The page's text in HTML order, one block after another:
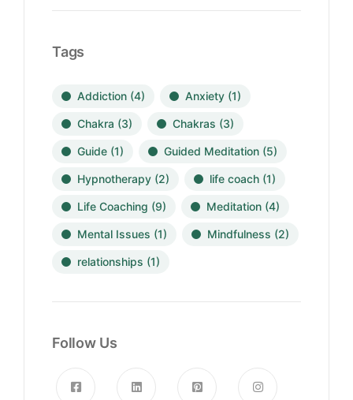
Tags
Addiction (4) Anxiety (1)
Chakra (3) Chakras (3)
Guide (1) Guided Meditation (5)
Hypnotherapy (2) life coach (1)
Life Coaching (9) Meditation (4)
Mental Issues (1) Mindfulness (2)
relationships (1)
Follow Us